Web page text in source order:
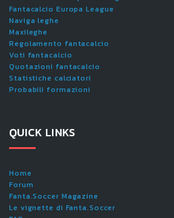
Fantacalcio Europa League
Naviga leghe
Maxileghe
Regolamento fantacalcio
Voti fantacalcio
Quotazioni fantacalcio
Statistiche calciatori
Probabili formazioni
QUICK LINKS
Home
Forum
Fanta.Soccer Magazine
Le vignette di Fanta.Soccer